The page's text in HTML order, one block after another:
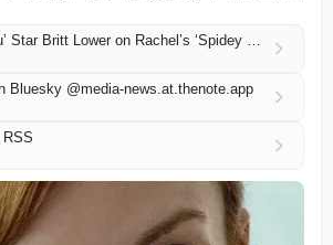
‘I Will Find You’ Star Britt Lower on Rachel’s ‘Spidey Sense’ and Why [SPOILER] as the Murderous Villain Was ‘Perfect Casting’
Bluesky @media-news.at.thenote.app